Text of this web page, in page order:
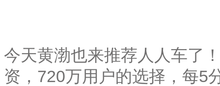
今天黄渤也来推荐人人车了
资，720万用户的选择，每5